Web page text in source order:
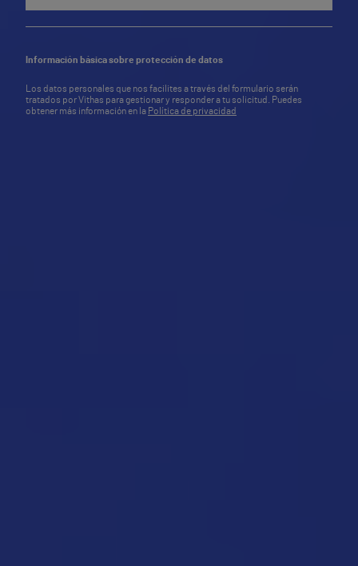
Información básica sobre protección de datos
Los datos personales que nos facilites a través del formulario serán
tratados por Vithas para gestionar y responder a tu solicitud. Puedes
obtener más información en la Política de privacidad